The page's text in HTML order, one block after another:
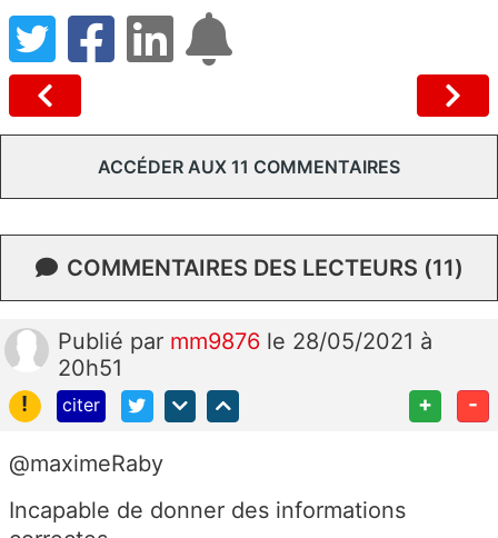
ACCÉDER AUX 11 COMMENTAIRES
COMMENTAIRES DES LECTEURS (11)
Publié par mm9876 le 28/05/2021 à
20h51
!
citer + -
@maximeRaby
Incapable de donner des informations